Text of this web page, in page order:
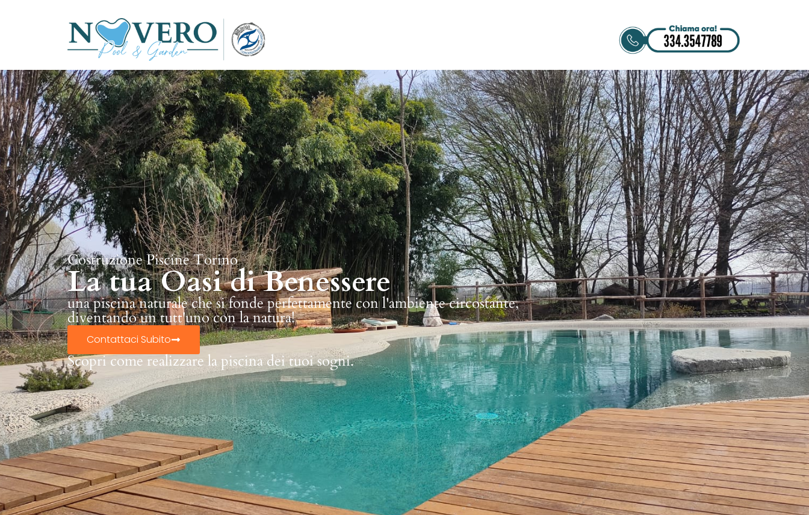
Costruzione Piscine Torino
La tua Oasi di Benessere
una piscina naturale che si fonde perfettamente con l'ambiente circostante,
diventando un tutt'uno con la natura!
Contattaci Subito
Scopri come realizzare la piscina dei tuoi sogni.